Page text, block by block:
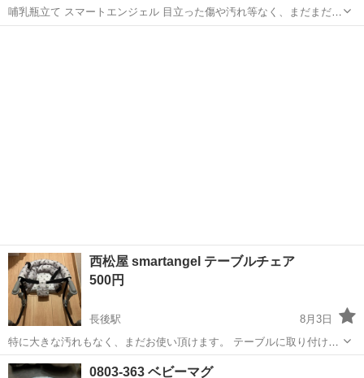
哺乳瓶立て スマートエンジェル 目立った傷や汚れ等なく、まだまだお
使いいただけると思います。 ⚠️写真の哺乳瓶などは付きません。哺乳
西松屋 smartangel テーブルチェア
500円
長後駅
8月3日
特に大きな汚れもなく、まだお使い頂けます。 テーブルに取り付けら
れるので、場所を取らなくて大変便利でした！
神奈川 藤沢市 ベビー用品
0803-363 ベビーマグ